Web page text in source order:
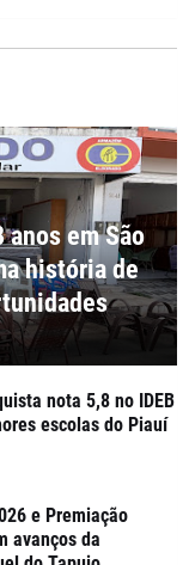
em São
história de
nota 5,8 no IDEB
escolas do Piauí
e Premiação
avanços da